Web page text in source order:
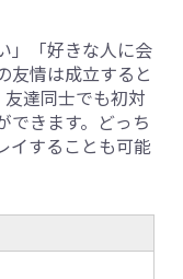
」「好きな人に会
友情は成立すると
達同士でも初対
できます。どっち
イすることも可能